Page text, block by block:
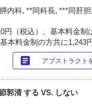
内科, **同科長, ***同肝
（税込）、基本料金制
本料金制の方共に1,243
article アブストラクト
郭清 する VS. しない